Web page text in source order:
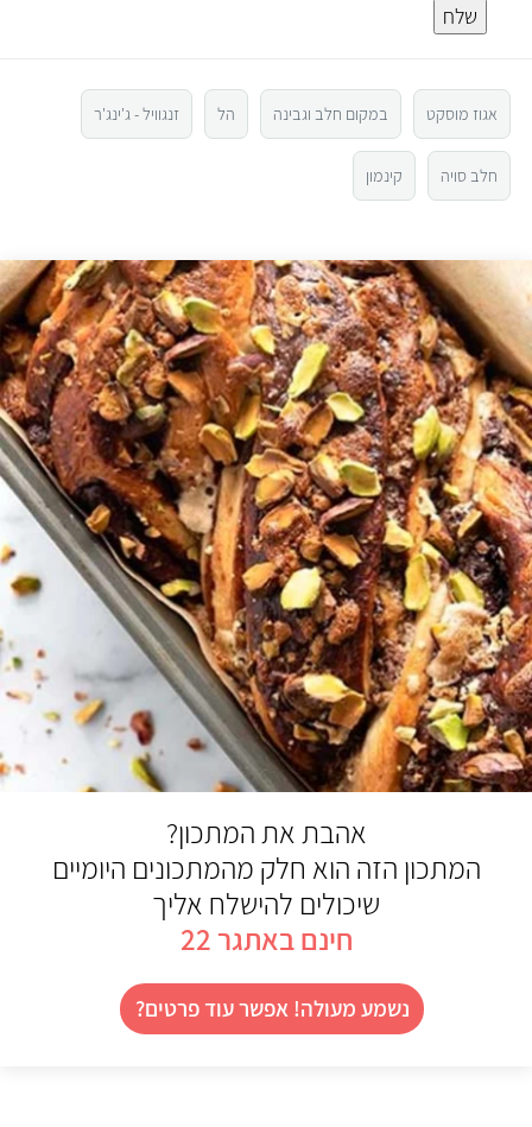
3
שלח
אגוז מוסקט במקום חלב וגבינה הל זנגוויל - ג'ינג'ר
חלב סויה קינמון
אהבת את המתכון?
המתכון הזה הוא חלק מהמתכונים היומיים
שיכולים להישלח אליך
חינם באתגר 22
נשמע מעולה! אפשר עוד פרטים?